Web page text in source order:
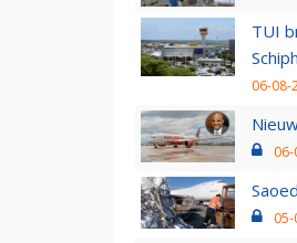
TUI
06-08-